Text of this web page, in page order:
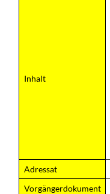
Inhalt
Adressat
Vorgängerdokument